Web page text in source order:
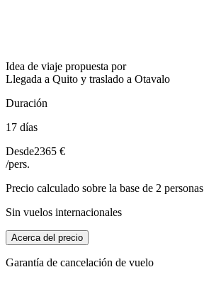
Idea de viaje propuesta por
Llegada a Quito y traslado a Otavalo
Duración
17 días
Desde2365 €
/pers.
Precio calculado sobre la base de 2 personas
Sin vuelos internacionales
Acerca del precio
Garantía de cancelación de vuelo